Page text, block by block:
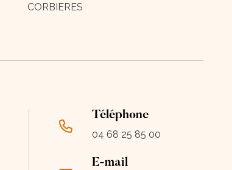
CORBIERES
Téléphone
04 68 25 85 00
E-mail